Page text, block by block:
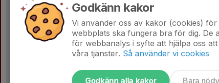
30 mar 2025
Godkänn kakor
Vi använder oss av kakor (cookies)
webbplats ska fungera bra för dig. De
för webbanalys i syfte att hjälpa oss
våra tjänster. Så använder vi cookies
Godkänn alla kakor Bara